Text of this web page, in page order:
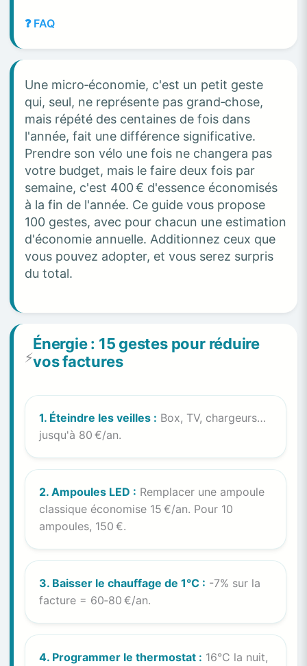
❓ FAQ
Une micro‑économie, c'est un petit geste
qui, seul, ne représente pas grand‑chose,
mais répété des centaines de fois dans
l'année, fait une différence significative.
Prendre son vélo une fois ne changera pas
votre budget, mais le faire deux fois par
semaine, c'est 400 € d'essence économisés
à la fin de l'année. Ce guide vous propose
100 gestes, avec pour chacun une estimation
d'économie annuelle. Additionnez ceux que
vous pouvez adopter, et vous serez surpris
du total.
⚡
Énergie : 15 gestes pour réduire
vos factures
1. Éteindre les veilles : Box, TV, chargeurs…
jusqu'à 80 €/an.
2. Ampoules LED : Remplacer une ampoule
classique économise 15 €/an. Pour 10
ampoules, 150 €.
3. Baisser le chauffage de 1°C : -7% sur la
facture = 60‑80 €/an.
4. Programmer le thermostat : 16°C la nuit,